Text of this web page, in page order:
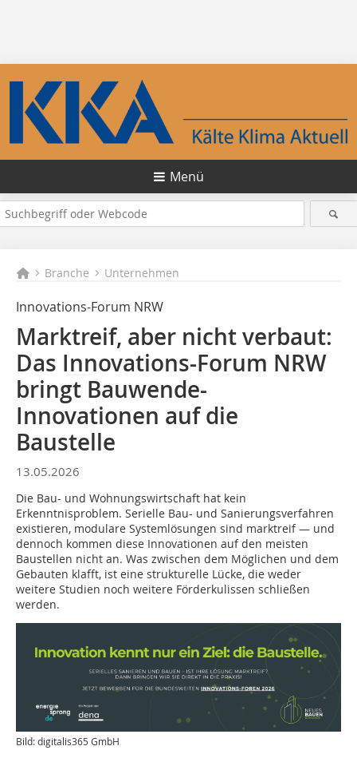
Menü
Branche Unternehmen
Innovations-Forum NRW
Marktreif, aber nicht verbaut:
Das Innovations-Forum NRW
bringt Bauwende-
Innovationen auf die
Baustelle
13.05.2026
Die Bau- und Wohnungswirtschaft hat kein
Erkenntnisproblem. Serielle Bau- und Sanierungsverfahren
existieren, modulare Systemlösungen sind marktreif — und
dennoch kommen diese Innovationen auf den meisten
Baustellen nicht an. Was zwischen dem Möglichen und dem
Gebauten klafft, ist eine strukturelle Lücke, die weder
weitere Studien noch weitere Förderkulissen schließen
werden.
Bild: digitalis365 GmbH